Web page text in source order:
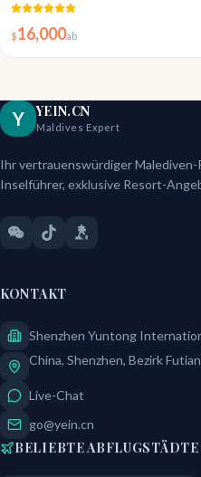
$16,000ab
Y YEIN.CN
Maldives Expert
Ihr vertrauenswürdiger
Inselführer, exklusive Resort-
KONTAKT
Shenzhen Yuntong
China, Shenzhen, Bezirk
Live-Chat
go@yein.cn
BELIEBTE ABFLUGSTÄDTE